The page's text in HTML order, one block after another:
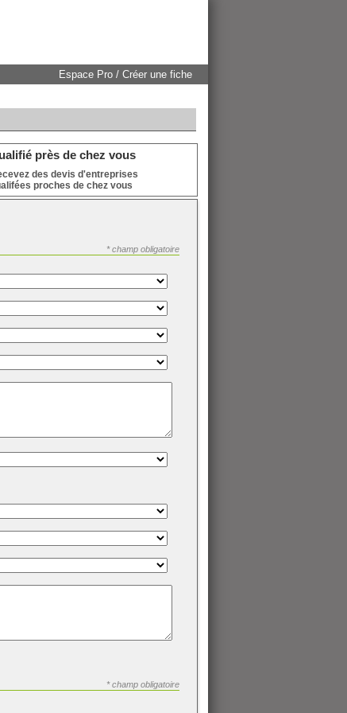
Espace Pro / Créer une fiche
près de chez vous
des devis d'entreprises
proches de chez vous
* champ obligatoire
* champ obligatoire